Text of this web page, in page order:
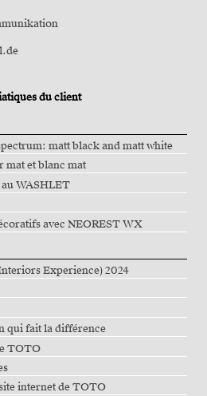
du client
matt black and matt white
mat et blanc mat
WASHLET
avec NEOREST WX
Experience) 2024
qui fait la différence
TOTO
internet de TOTO